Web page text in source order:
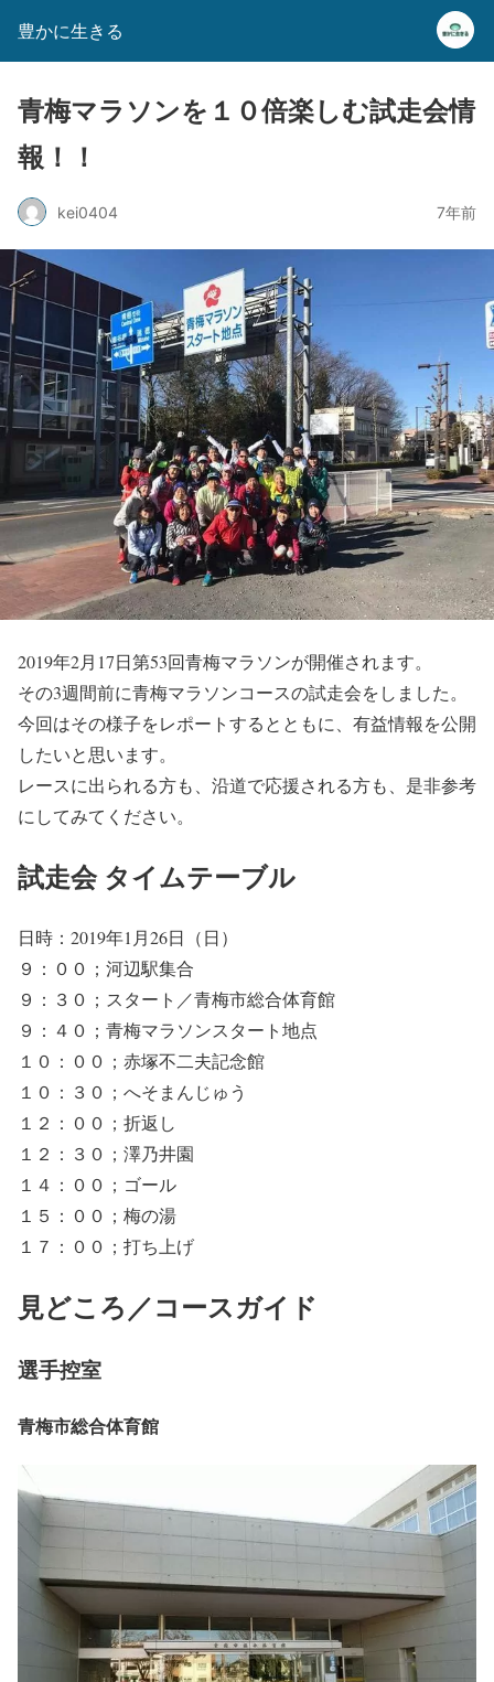
豊かに生きる
青梅マラソンを１０倍楽しむ試走会情
報！！
kei0404 7年前
2019年2月17日第53回青梅マラソンが開催されます。
その3週間前に青梅マラソンコースの試走会をしました。
今回はその様子をレポートするとともに、有益情報を公開
したいと思います。
レースに出られる方も、沿道で応援される方も、是非参考
にしてみてください。
試走会 タイムテーブル
日時：2019年1月26日（日）
９：００；河辺駅集合
９：３０；スタート／青梅市総合体育館
９：４０；青梅マラソンスタート地点
１０：００；赤塚不二夫記念館
１０：３０；へそまんじゅう
１２：００；折返し
１２：３０；澤乃井園
１４：００；ゴール
１５：００；梅の湯
１７：００；打ち上げ
見どころ／コースガイド
選手控室
青梅市総合体育館